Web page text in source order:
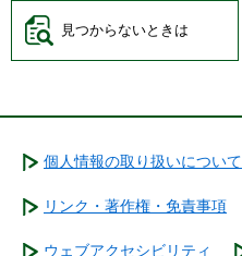
見つからないときは
個人情報の取り扱いについて
リンク・著作権・免責事項
ウェブアクセシビリティ